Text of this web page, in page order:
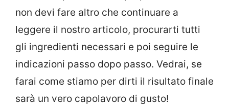
non devi fare altro che continuare a
leggere il nostro articolo, procurarti tutti
gli ingredienti necessari e poi seguire le
indicazioni passo dopo passo. Vedrai, se
farai come stiamo per dirti il risultato finale
sarà un vero capolavoro di gusto!